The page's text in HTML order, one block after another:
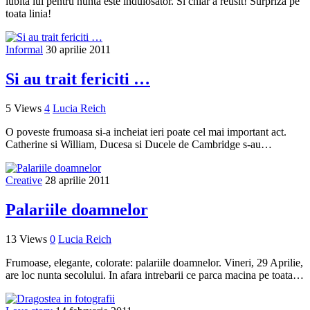
toata linia!
Informal 30 aprilie 2011
Si au trait fericiti …
5 Views 4 Lucia Reich
O poveste frumoasa si-a incheiat ieri poate cel mai important act.
Catherine si William, Ducesa si Ducele de Cambridge s-au…
Creative 28 aprilie 2011
Palariile doamnelor
13 Views 0 Lucia Reich
Frumoase, elegante, colorate: palariile doamnelor. Vineri, 29 Aprilie,
are loc nunta secolului. In afara intrebarii ce parca macina pe toata…